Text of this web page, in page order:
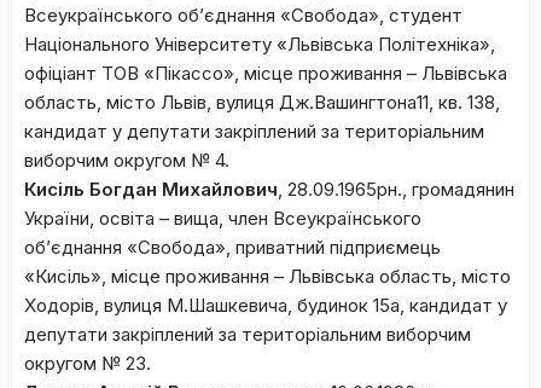
Всеукраїнського об’єднання «Свобода», студент
Національного Університету «Львівська Політехніка»,
офіціант ТОВ «Пікассо», місце проживання – Львівська
область, місто Львів, вулиця Дж.Вашингтона11, кв. 138,
кандидат у депутати закріплений за територіальним
виборчим округом № 4.
Кисіль Богдан Михайлович, 28.09.1965рн., громадянин
України, освіта – вища, член Всеукраїнського
об’єднання «Свобода», приватний підприємець
«Кисіль», місце проживання – Львівська область, місто
Ходорів, вулиця М.Шашкевича, будинок 15а, кандидат у
депутати закріплений за територіальним виборчим
округом № 23.